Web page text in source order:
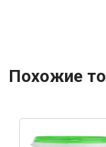
Похожие